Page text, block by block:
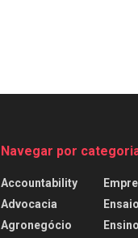
Navegar por
Accountability
Advocacia
Agronegócio
Ensaio
Ensino